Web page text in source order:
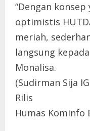
“Dengan
optimistis
meriah,
langsung
Monalisa.
(Sudirman Sija
Rilis
Humas Kominfo